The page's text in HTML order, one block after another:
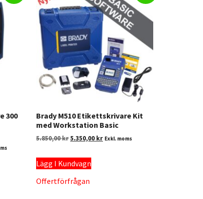
300
Brady M510 Etikettskrivare Kit
med Workstation Basic
5.850,00kr5.350,00 kr Exkl. moms
Lägg I Kundvagn
Offertförfrågan